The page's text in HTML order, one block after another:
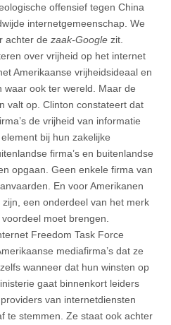
offensief tegen China
internetgemeenschap. We
achter de zaak-Google zit.
over vrijheid op het internet
Amerikaanse vrijheidsideaal en
waar ook ter wereld. Maar de
valt op. Clinton constateert dat
de vrijheid van informatie
bij hun zakelijke
firma’s en buitenlandse
opgaan. Geen enkele firma van
En voor Amerikanen
een onderdeel van het merk
moet brengen.
Freedom Task Force
mediafirma’s dat ze
wanneer dat hun winsten op
gaat binnenkort leiders
van internetdiensten
te stemmen. Ze staat ook achter